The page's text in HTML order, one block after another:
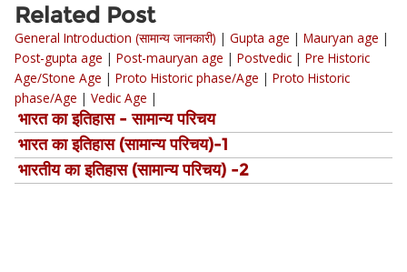
Related Post
General Introduction (सामान्य जानकारी) | Gupta age | Mauryan age |
Post-gupta age | Post-mauryan age | Postvedic | Pre Historic
Age/Stone Age | Proto Historic phase/Age | Proto Historic
phase/Age | Vedic Age |
भारत का इतिहास - सामान्य परिचय
भारत का इतिहास (सामान्य परिचय)-1
भारतीय का इतिहास (सामान्य परिचय) -2